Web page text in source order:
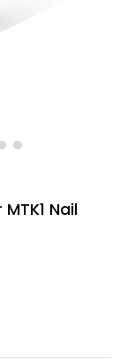
Nail